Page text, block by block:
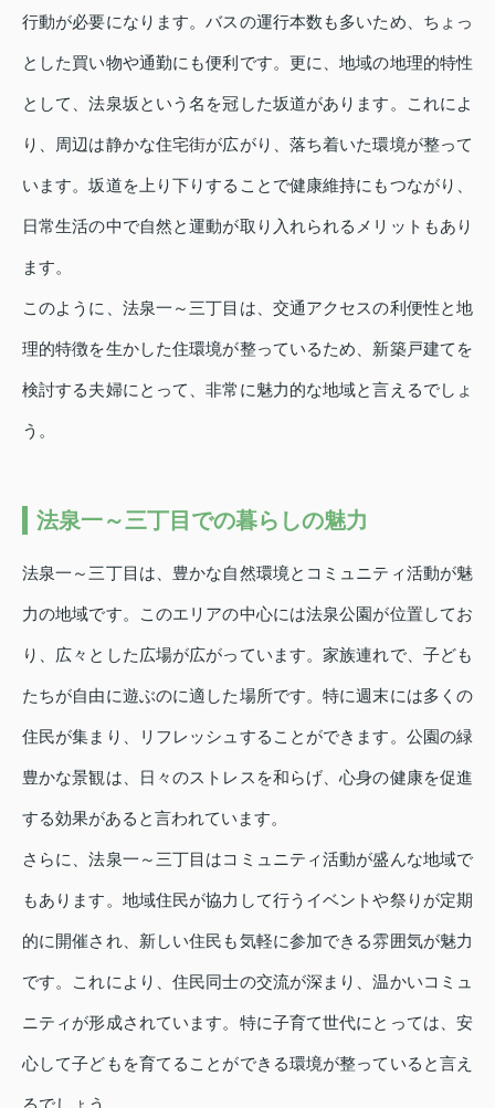
行動が必要になります。バスの運行本数も多いため、ちょっ
とした買い物や通勤にも便利です。更に、地域の地理的特性
として、法泉坂という名を冠した坂道があります。これによ
り、周辺は静かな住宅街が広がり、落ち着いた環境が整って
います。坂道を上り下りすることで健康維持にもつながり、
日常生活の中で自然と運動が取り入れられるメリットもあり
ます。
このように、法泉一～三丁目は、交通アクセスの利便性と地
理的特徴を生かした住環境が整っているため、新築戸建てを
検討する夫婦にとって、非常に魅力的な地域と言えるでしょ
う。
法泉一～三丁目での暮らしの魅力
法泉一～三丁目は、豊かな自然環境とコミュニティ活動が魅
力の地域です。このエリアの中心には法泉公園が位置してお
り、広々とした広場が広がっています。家族連れで、子ども
たちが自由に遊ぶのに適した場所です。特に週末には多くの
住民が集まり、リフレッシュすることができます。公園の緑
豊かな景観は、日々のストレスを和らげ、心身の健康を促進
する効果があると言われています。
さらに、法泉一～三丁目はコミュニティ活動が盛んな地域で
もあります。地域住民が協力して行うイベントや祭りが定期
的に開催され、新しい住民も気軽に参加できる雰囲気が魅力
です。これにより、住民同士の交流が深まり、温かいコミュ
ニティが形成されています。特に子育て世代にとっては、安
心して子どもを育てることができる環境が整っていると言え
るでしょう。